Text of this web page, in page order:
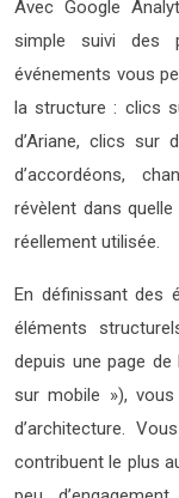
Avec Google
simple suivi des
événements vous
la structure : clics
d’Ariane, clics sur
d’accordéons,
révèlent dans
réellement utilisée.
En définissant des
éléments
depuis une page
sur mobile »),
d’architecture.
contribuent le plus